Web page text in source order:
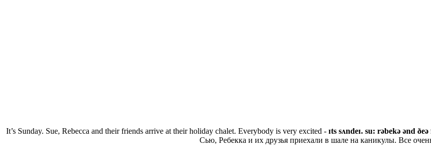
It’s Sunday. Sue, Rebecca and their friends arrive at their holiday chalet. Everybody is very excited - ɪts sʌndeɪ. su: rəbekə ənd
Сью, Ребекка и их друзья приехали в шале на каникулы. Все